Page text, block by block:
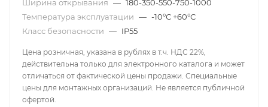
Ширина открывания — 180-350-550-750-1000
Температура эксплуатации — -10°С +60°С
Класс безопасности — IP55
Цена розничная, указана в рублях в т.ч. НДС 22%,
действительна только для электронного каталога и может
отличаться от фактической цены продажи. Специальные
цены для монтажных организаций. Не является публичной
офертой.